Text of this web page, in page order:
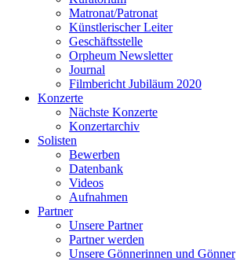
Matronat/Patronat
Künstlerischer Leiter
Geschäftsstelle
Orpheum Newsletter
Journal
Filmbericht Jubiläum 2020
Konzerte
Nächste Konzerte
Konzertarchiv
Solisten
Bewerben
Datenbank
Videos
Aufnahmen
Partner
Unsere Partner
Partner werden
Unsere Gönnerinnen und Gönner